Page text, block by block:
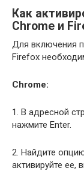
Как
Chrome и
Для включения
Firefox
Chrome:
1. В адресной
нажмите Enter.
2. Найдите
активируйте ее,